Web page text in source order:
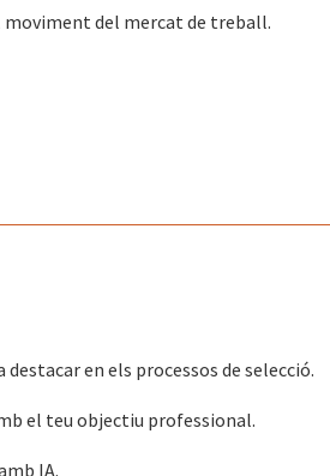
moviment del mercat de treball.
en els processos de selecció.
el teu objectiu professional.
IA.